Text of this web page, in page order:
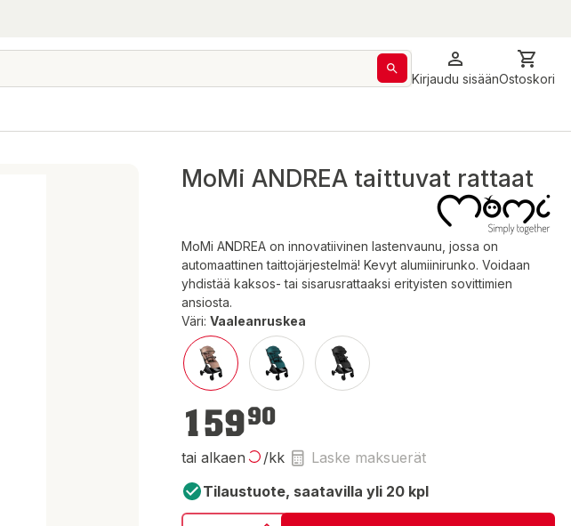
Kirjaudu sisäänOstoskori
MoMi ANDREA taittuvat rattaat
MoMi ANDREA on innovatiivinen lastenvaunu, jossa on
automaattinen taittojärjestelmä! Kevyt alumiinirunko. Voidaan
yhdistää kaksos- tai sisarusrattaaksi erityisten sovittimien
ansiosta.
Väri: Vaaleanruskea
159,90 €
15990
tai alkaen /kk
Laske maksuerät
Tilaustuote, saatavilla yli 20 kpl